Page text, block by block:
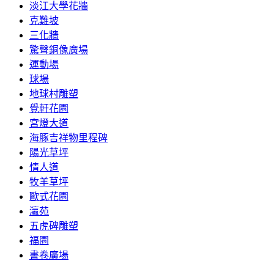
淡江大學花牆
克難坡
三化牆
驚聲銅像廣場
運動場
球場
地球村雕塑
覺軒花園
宮燈大道
海豚吉祥物里程碑
陽光草坪
情人道
牧羊草坪
歐式花園
瀛苑
五虎碑雕塑
福園
書卷廣場